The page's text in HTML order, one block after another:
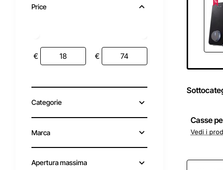
Price
€ €
Categorie
Marca
Apertura massima
Casse
Vedi i